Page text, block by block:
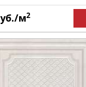
/м2